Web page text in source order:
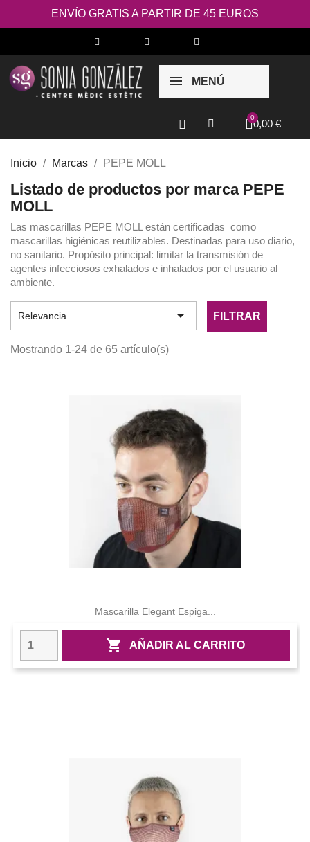
ENVÍO GRATIS A PARTIR DE 45 EUROS
MENÚ
0,00 €
Inicio Marcas PEPE MOLL
Listado de productos por marca PEPE
MOLL
Las mascarillas PEPE MOLL están certificadas como
mascarillas higiénicas reutilizables. Destinadas para uso diario,
no sanitario. Propósito principal: limitar la transmisión de
agentes infecciosos exhalados e inhalados por el usuario al
ambiente.
Relevancia  FILTRAR
Mostrando 1-24 de 65 artículo(s)
Mascarilla Elegant Espiga...
 AÑADIR AL CARRITO